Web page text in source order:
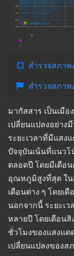
สำรวจสภา
สำรวจสภา
มากัสสาร เป็นเมื
เปลี่ยนแปลงอย่า
ระยะเวลาที่มีแสง
ปัจจุบันเน้นที่แนว
ตลอดปี โดยมีเดือ
อุณหภูมิสูงที่สุด ใน
เดือนต่าง ๆ โดย
นอกจากนี้ ระยะเ
หลายปี โดยเดือน
ชั่วโมงของแสงแ
เปลี่ยนแปลงของส